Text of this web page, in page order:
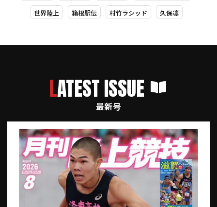
世界陸上 箱根駅伝 村竹ラシッド 久保凛
LATEST ISSUE
最新号